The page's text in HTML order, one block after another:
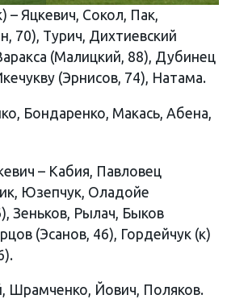
– Яцкевич, Сокол, Пак,
70), Турич, Дихтиевский
(Малицкий, 88), Дубинец
(Эрнисов, 74), Натама.
Бондаренко, Макась, Абена,
– Кабия, Павловец
Юзепчук, Оладойе
Зеньков, Рылач, Быков
(Эсанов, 46), Гордейчук (к)
Шрамченко, Йович, Поляков.